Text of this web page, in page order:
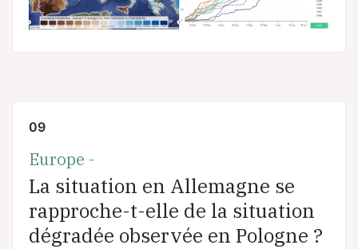
09
Europe -
La situation en Allemagne se
rapproche-t-elle de la situation
dégradée observée en Pologne ?